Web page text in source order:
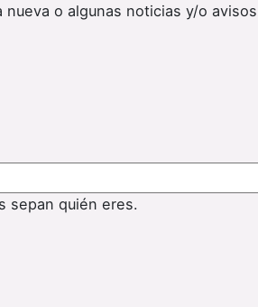
o algunas noticias y/o
sepan quién eres.